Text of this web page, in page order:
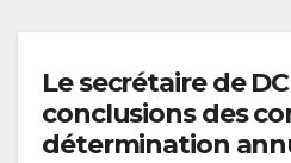
Le secrétaire de
conclusions des
détermination